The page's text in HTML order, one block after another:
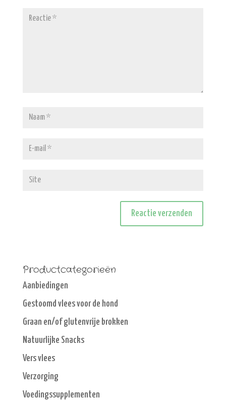
Productcategorieën
Aanbiedingen
Gestoomd vlees voor de hond
Graan en/of glutenvrije brokken
Natuurlijke Snacks
Vers vlees
Verzorging
Voedingssupplementen